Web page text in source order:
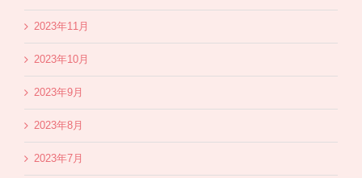
2023年11月
2023年10月
2023年9月
2023年8月
2023年7月